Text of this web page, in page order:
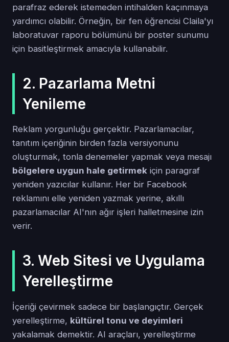
parafraz ederek istemeden intihalden kaçınmaya
yardımcı olabilir. Örneğin, bir fen öğrencisi Claila'yı
laboratuvar raporu bölümünü bir poster sunumu
için basitleştirmek amacıyla kullanabilir.
2. Pazarlama Metni
Yenileme
Reklam yorgunluğu gerçektir. Pazarlamacılar,
tanıtım içeriğinin birden fazla versiyonunu
oluşturmak, tonla denemeler yapmak veya mesajı
bölgelere uygun hale getirmek için paragraf
yeniden yazıcılar kullanır. Her bir Facebook
reklamını elle yeniden yazmak yerine, akıllı
pazarlamacılar AI'nın ağır işleri halletmesine izin
verir.
3. Web Sitesi ve Uygulama
Yerelleştirme
İçeriği çevirmek sadece bir başlangıçtır. Gerçek
yerelleştirme, kültürel tonu ve deyimleri
yakalamak demektir. AI araçları, yerelleştirme